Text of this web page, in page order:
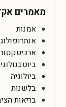
מאמרים
אמנות
ביולוגיה
בלשנות
בריאות